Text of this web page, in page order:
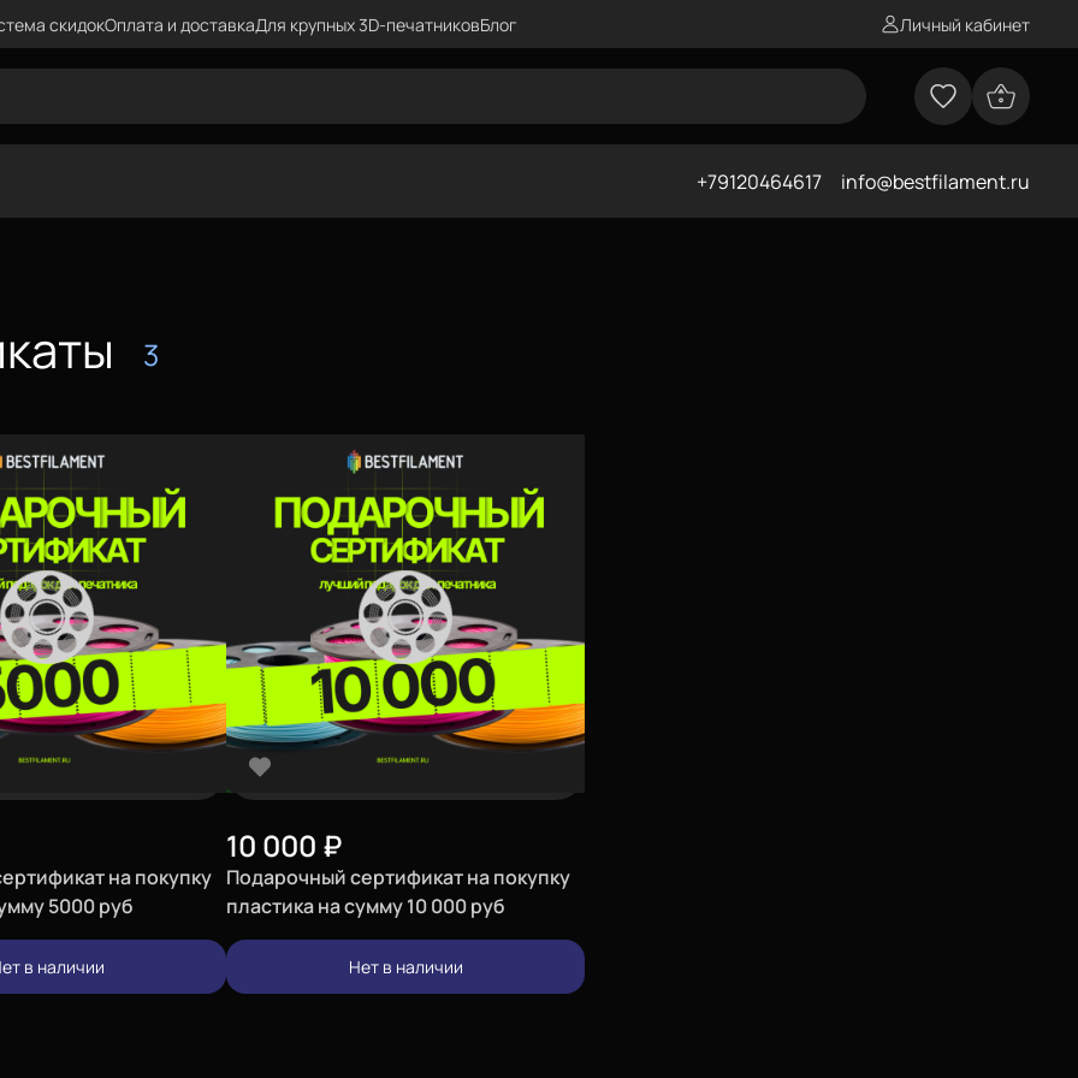
скидокОплата и доставкаДля крупных 3D-печатниковБлог Личный кабинет
+79120464617 info@bestfilament.ru
3
на покупку
5000 руб
в наличии
10 000 ₽
Подарочный сертификат на покупку
пластика на сумму 10 000 руб
Нет в наличии